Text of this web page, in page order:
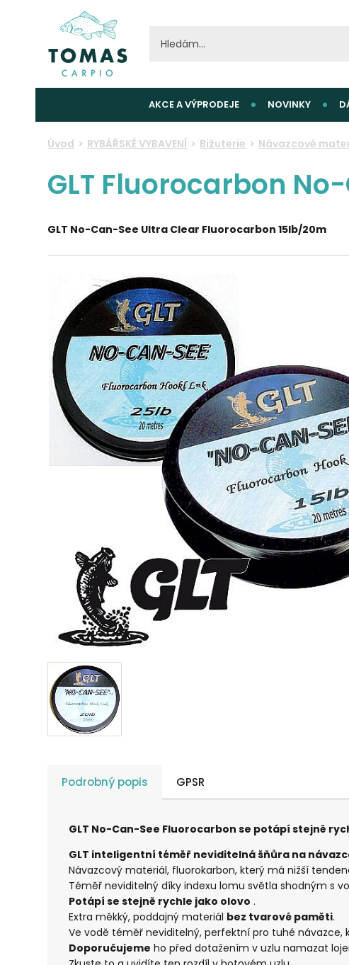
AKCE A VÝPRODEJE NOVINKY
Úvod RYBÁŘSKÉ VYBAVENÍ Bižuterie Návazcové
GLT Fluorocarbon
GLT No-Can-See Ultra Clear Fluorocarbon 15lb/20m
Podrobný popis GPSR
GLT No-Can-See Fluorocarbon se potápí stejně
GLT inteligentní téměř neviditelná šňůra na
Návazcový materiál, fluorokarbon, který má nižší
Téměř neviditelný díky indexu lomu světla shodným s
Potápí se stejně rychle jako olovo .
Extra měkký, poddajný materiál bez tvarové paměti.
Ve vodě téměř neviditelný, perfektní pro tuhé návazce,
Doporučujeme ho před dotažením v uzlu namazat